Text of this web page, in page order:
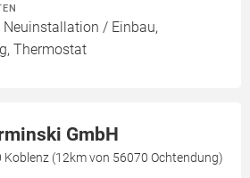
Neuinstallation / Einbau,
Thermostat
GmbH
Koblenz (12km von 56070 Ochtendung)